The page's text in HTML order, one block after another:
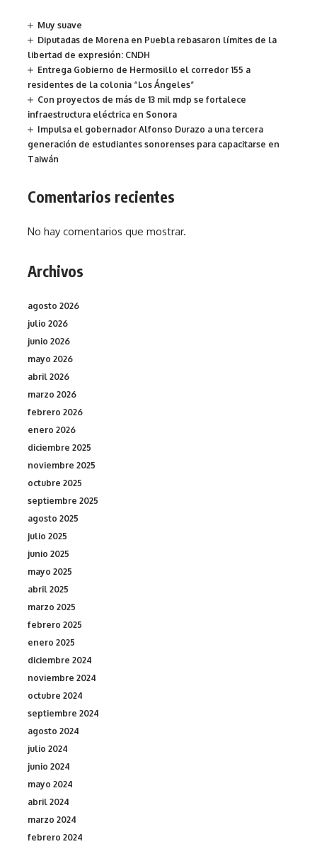
Muy suave
Diputadas de Morena en Puebla rebasaron límites de la
libertad de expresión: CNDH
Entrega Gobierno de Hermosillo el corredor 155 a
residentes de la colonia “Los Ángeles”
Con proyectos de más de 13 mil mdp se fortalece
infraestructura eléctrica en Sonora
Impulsa el gobernador Alfonso Durazo a una tercera
generación de estudiantes sonorenses para capacitarse en
Taiwán
Comentarios recientes
No hay comentarios que mostrar.
Archivos
agosto 2026
julio 2026
junio 2026
mayo 2026
abril 2026
marzo 2026
febrero 2026
enero 2026
diciembre 2025
noviembre 2025
octubre 2025
septiembre 2025
agosto 2025
julio 2025
junio 2025
mayo 2025
abril 2025
marzo 2025
febrero 2025
enero 2025
diciembre 2024
noviembre 2024
octubre 2024
septiembre 2024
agosto 2024
julio 2024
junio 2024
mayo 2024
abril 2024
marzo 2024
febrero 2024